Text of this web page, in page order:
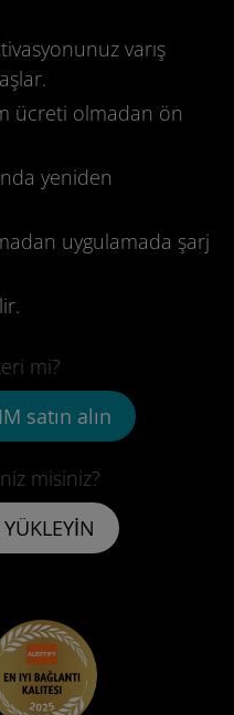
varış
ücreti olmadan ön
yeniden
uygulamada şarj
misiniz?
mi?
satın alın